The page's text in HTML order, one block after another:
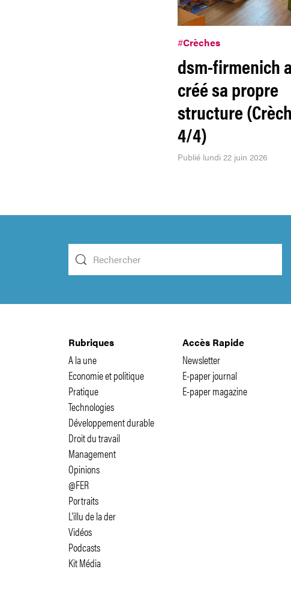
#Crèches
dsm-firmenich a
créé sa propre
structure
4/4)
Publié lundi 22 juin 2026
Rubriques
A la une
Economie et politique
Pratique
Technologies
Développement durable
Droit du travail
Management
Opinions
@FER
Portraits
L'illu de la der
Vidéos
Podcasts
Kit Média
Accès Rapide
Newsletter
E-paper journal
E-paper magazine